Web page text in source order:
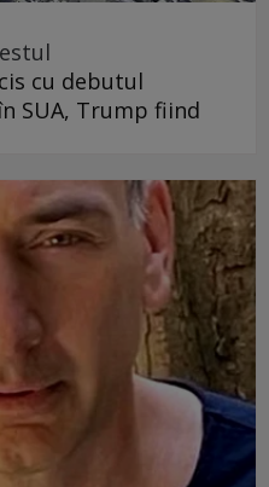
cu debutul
SUA, Trump fiind